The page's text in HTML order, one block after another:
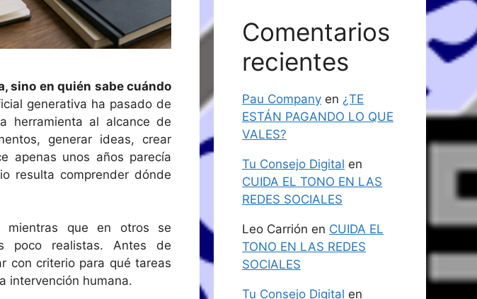
sino en quién sabe cuándo
generativa ha pasado de
herramienta al alcance de
generar ideas, crear
apenas unos años parecía
resulta comprender dónde
mientras que en otros se
poco realistas. Antes de
con criterio para qué tareas
intervención humana.
Comentarios
recientes
Pau Company en ¿TE
ESTÁN PAGANDO LO QUE
VALES?
Tu Consejo Digital en
CUIDA EL TONO EN LAS
REDES SOCIALES
Leo Carrión en CUIDA EL
TONO EN LAS REDES
SOCIALES
Tu Consejo Digital en